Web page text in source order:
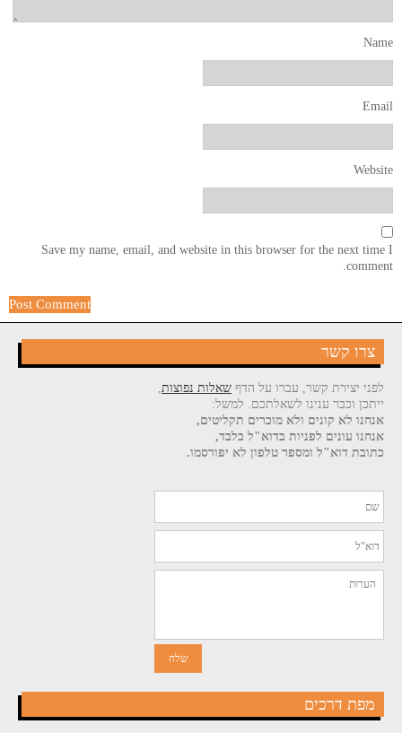
Name
Email
Website
Save my name, email, and website in this browser for the next time I
comment.
צרו קשר
לפני יצירת קשר, עברו על הדף שאלות נפוצות,
ייתכן וכבר ענינו לשאלתכם. למשל:
אנחנו לא קונים ולא מוכרים תקליטים,
אנחנו עונים לפניות בדוא"ל בלבד,
כתובת דוא"ל ומספר טלפון לא יפורסמו.
מפת דרכים